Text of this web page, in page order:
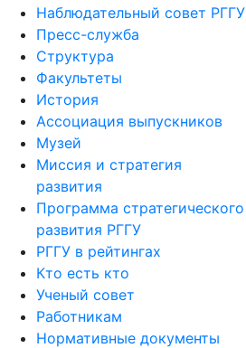
Наблюдательный совет РГГУ
Пресс-служба
Структура
Факультеты
История
Ассоциация выпускников
Музей
Миссия и стратегия
развития
Программа стратегического
развития РГГУ
РГГУ в рейтингах
Кто есть кто
Ученый совет
Работникам
Нормативные документы